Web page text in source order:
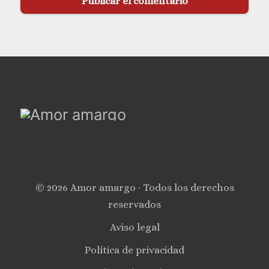
© 2026 Amor amargo · Todos los derechos
reservados
Aviso legal
Política de privacidad